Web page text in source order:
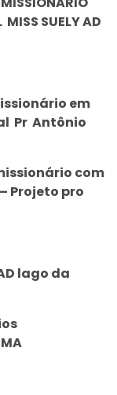
SUELY AD
em
Pr Antônio
com
Projeto pro
lago da